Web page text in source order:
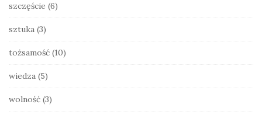
szczęście (6)
sztuka (3)
tożsamość (10)
wiedza (5)
wolność (3)